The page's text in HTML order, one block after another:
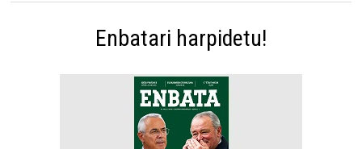
Enbatari harpidetu!